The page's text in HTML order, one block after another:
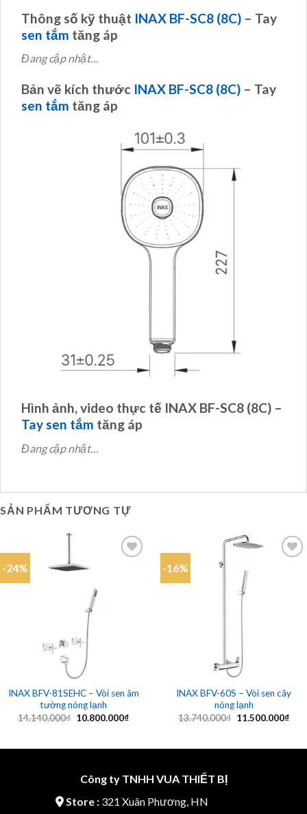
Thông số kỹ thuật INAX BF-SC8 (8C) – Tay
sen tắm tăng áp
Đang cập nhật…
Bản vẽ kích thước INAX BF-SC8 (8C) – Tay
sen tắm tăng áp
Hình ảnh, video thực tế INAX BF-SC8 (8C) –
Tay sen tắm tăng áp
Đang cập nhật…
SẢN PHẨM TƯƠNG TỰ
-24%
INAX BFV-81SEHC – Vòi sen âm
tường nóng lạnh
14.140.000₫ Giá
10.800.000₫Giá
-16%
INAX BFV-60S – Vòi sen cây
nóng lạnh
13.740.000₫ Giá
11.500.000₫Giá
Công ty TNHH VUA THIẾT BỊ
Store :321 Xuân Phương, HN